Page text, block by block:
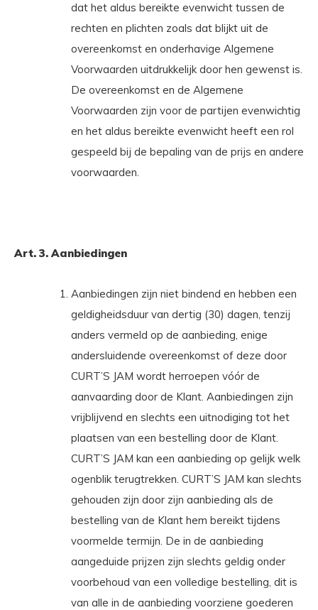
dat het aldus bereikte evenwicht tussen de
rechten en plichten zoals dat blijkt uit de
overeenkomst en onderhavige Algemene
Voorwaarden uitdrukkelijk door hen gewenst is.
De overeenkomst en de Algemene
Voorwaarden zijn voor de partijen evenwichtig
en het aldus bereikte evenwicht heeft een rol
gespeeld bij de bepaling van de prijs en andere
voorwaarden.
Art. 3. Aanbiedingen
Aanbiedingen zijn niet bindend en hebben een
geldigheidsduur van dertig (30) dagen, tenzij
anders vermeld op de aanbieding, enige
andersluidende overeenkomst of deze door
CURT’S JAM wordt herroepen vóór de
aanvaarding door de Klant. Aanbiedingen zijn
vrijblijvend en slechts een uitnodiging tot het
plaatsen van een bestelling door de Klant.
CURT’S JAM kan een aanbieding op gelijk welk
ogenblik terugtrekken. CURT’S JAM kan slechts
gehouden zijn door zijn aanbieding als de
bestelling van de Klant hem bereikt tijdens
voormelde termijn. De in de aanbieding
aangeduide prijzen zijn slechts geldig onder
voorbehoud van een volledige bestelling, dit is
van alle in de aanbieding voorziene goederen